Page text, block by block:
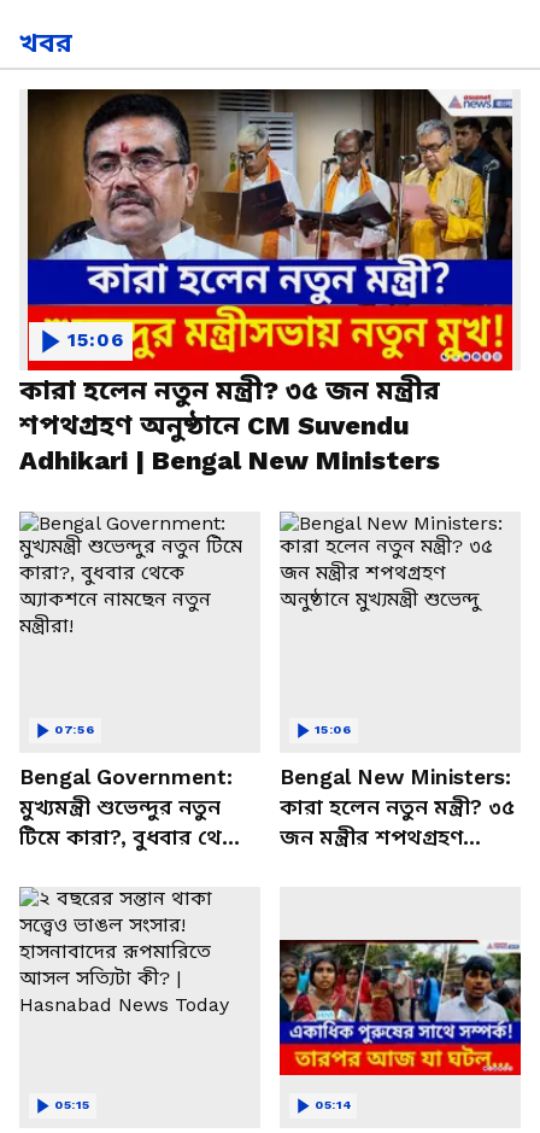
খবর
কারা হলেন নতুন মন্ত্রী? ৩৫ জন মন্ত্রীর
শপথগ্রহণ অনুষ্ঠানে CM Suvendu
Adhikari | Bengal New Ministers
15:06
Bengal Government:
মুখ্যমন্ত্রী শুভেন্দুর নতুন
টিমে কারা?, বুধবার থেকে
মন্ত্রীরা!
07:56
Bengal New Ministers:
কারা হলেন নতুন মন্ত্রী? ৩৫
জন মন্ত্রীর শপথগ্রহণ
15:06
05:15 05:14